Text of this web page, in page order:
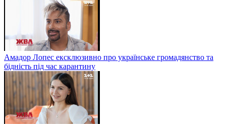
Амадор Лопес ексклюзивно про українське громадянство та
бідність під час карантину